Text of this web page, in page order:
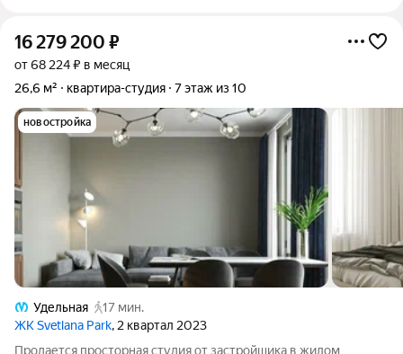
16 279 200 ₽
от 68 224 ₽ в месяц
26,6 м²
квартира-студия 7 этаж из 10
новостройка
Удельная
17 мин.
ЖК Svetlana Park, 2 квартал 2023
Продается просторная студия от застройщика в жилом